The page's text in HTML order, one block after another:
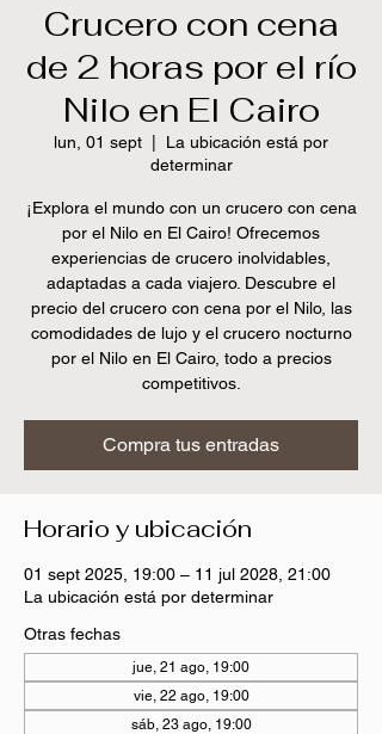
Crucero con cena
de 2 horas por el río
Nilo en El Cairo
lun, 01 sept
La ubicación está por
determinar
¡Explora el mundo con un crucero con cena
por el Nilo en El Cairo! Ofrecemos
experiencias de crucero inolvidables,
adaptadas a cada viajero. Descubre el
precio del crucero con cena por el Nilo, las
comodidades de lujo y el crucero nocturno
por el Nilo en El Cairo, todo a precios
competitivos.
Compra tus entradas
Horario y ubicación
01 sept 2025, 19:00 – 11 jul 2028, 21:00
La ubicación está por determinar
Otras fechas
jue, 21 ago, 19:00
vie, 22 ago, 19:00
sáb, 23 ago, 19:00